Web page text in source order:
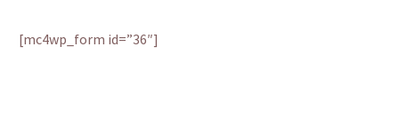
[mc4wp_form id=”36″]